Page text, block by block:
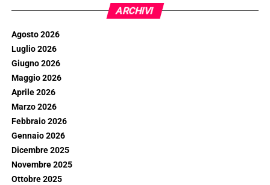
ARCHIVI
Agosto 2026
Luglio 2026
Giugno 2026
Maggio 2026
Aprile 2026
Marzo 2026
Febbraio 2026
Gennaio 2026
Dicembre 2025
Novembre 2025
Ottobre 2025